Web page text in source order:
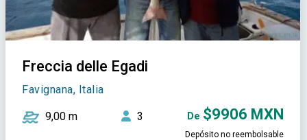
Freccia delle Egadi
Favignana, Italia
9,00 m 3 De $9906 MXN
Depósito no reembolsable